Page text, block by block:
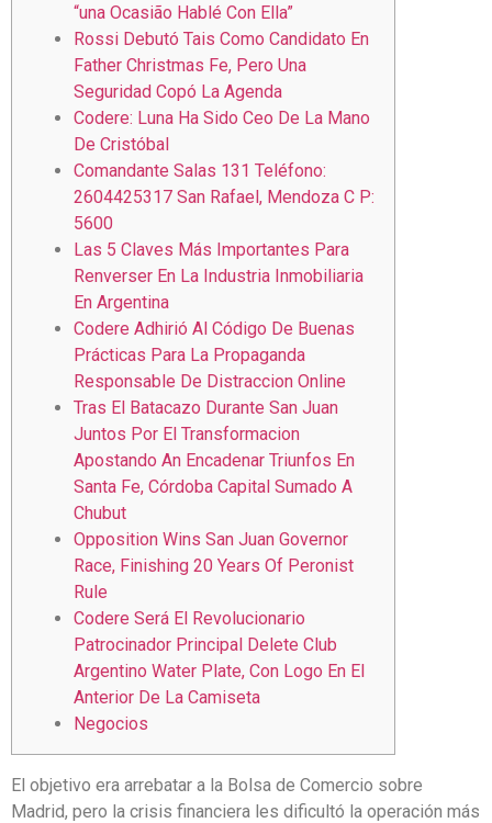
“una Ocasião Hablé Con Ella”
Rossi Debutó Tais Como Candidato En
Father Christmas Fe, Pero Una
Seguridad Copó La Agenda
Codere: Luna Ha Sido Ceo De La Mano
De Cristóbal
Comandante Salas 131 Teléfono:
2604425317 San Rafael, Mendoza C P:
5600
Las 5 Claves Más Importantes Para
Renverser En La Industria Inmobiliaria
En Argentina
Codere Adhirió Al Código De Buenas
Prácticas Para La Propaganda
Responsable De Distraccion Online
Tras El Batacazo Durante San Juan
Juntos Por El Transformacion
Apostando An Encadenar Triunfos En
Santa Fe, Córdoba Capital Sumado A
Chubut
Opposition Wins San Juan Governor
Race, Finishing 20 Years Of Peronist
Rule
Codere Será El Revolucionario
Patrocinador Principal Delete Club
Argentino Water Plate, Con Logo En El
Anterior De La Camiseta
Negocios
El objetivo era arrebatar a la Bolsa de Comercio sobre
Madrid, pero la crisis financiera les dificultó la operación más